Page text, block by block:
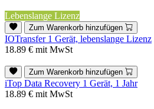
Lebenslange Lizenz
Zum Warenkorb hinzufügen
IOTransfer 1 Gerät, lebenslange Lizenz
18.89 € mit MwSt
Zum Warenkorb hinzufügen
iTop Data Recovery 1 Gerät, 1 Jahr
18.89 € mit MwSt